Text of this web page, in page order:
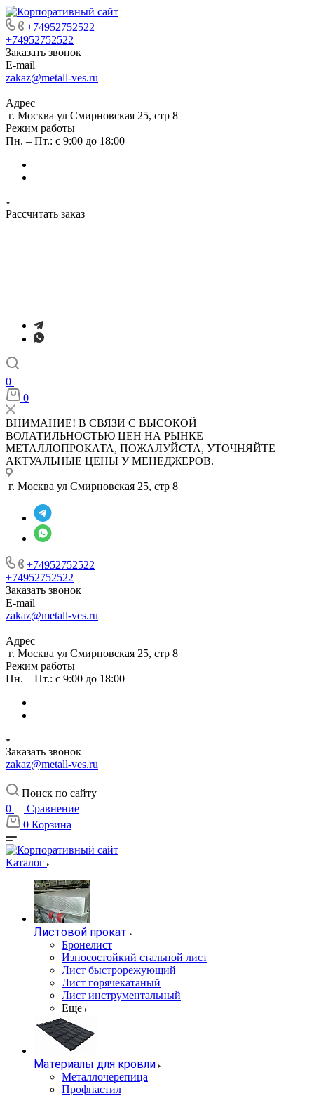
+74952752522
+74952752522
Заказать звонок
E-mail
zakaz@metall-ves.ru
Адрес
г. Москва ул Смирновская 25, стр 8
Режим работы
Пн. – Пт.: с 9:00 до 18:00
Рассчитать заказ
0
0
ВНИМАНИЕ! В СВЯЗИ С ВЫСОКОЙ
ВОЛАТИЛЬНОСТЬЮ ЦЕН НА РЫНКЕ
МЕТАЛЛОПРОКАТА, ПОЖАЛУЙСТА, УТОЧНЯЙТЕ
АКТУАЛЬНЫЕ ЦЕНЫ У МЕНЕДЖЕРОВ.
г. Москва ул Смирновская 25, стр 8
+74952752522
+74952752522
Заказать звонок
E-mail
zakaz@metall-ves.ru
Адрес
г. Москва ул Смирновская 25, стр 8
Режим работы
Пн. – Пт.: с 9:00 до 18:00
Заказать звонок
zakaz@metall-ves.ru
Поиск по сайту
0
Сравнение
0 Корзина
Каталог
Листовой прокат
Бронелист
Износостойкий стальной лист
Лист быстрорежующий
Лист горячекатаный
Лист инструментальный
Еще
Материалы для кровли
Металлочерепица
Профнастил